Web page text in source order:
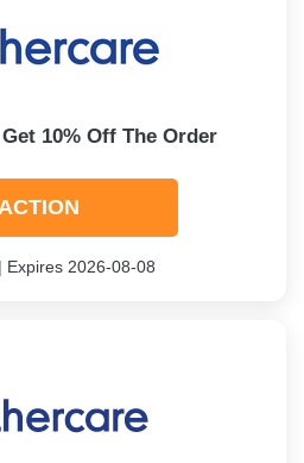
10% Off The Order
| Expires 2026-08-08